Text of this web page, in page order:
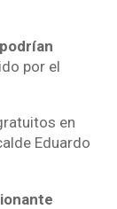
por el
en
Eduardo